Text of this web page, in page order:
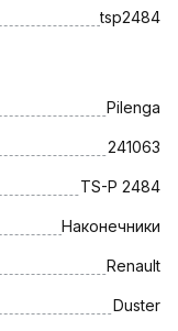
tsp2484
Pilenga
241063
TS-P 2484
Наконечники
Renault
Duster